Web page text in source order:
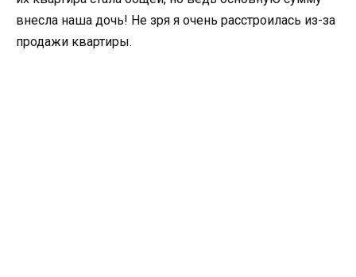
внесла наша дочь! Не зря я очень расстроилась из-за
продажи квартиры.